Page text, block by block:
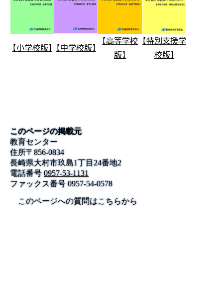
【小学校版】 【中学校版】
【高等学校
版】
【特別支援学
校版】
このページの掲載元
教育センター
住所〒856-0834
長崎県大村市玖島1丁目24番地2
電話番号 0957-53-1131
ファックス番号0957-54-0578
このページへの質問はこちらから